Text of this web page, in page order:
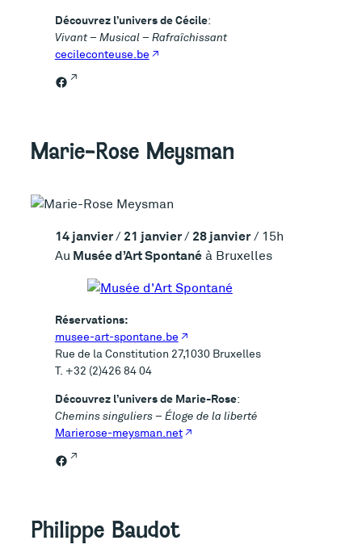
Découvrez l’univers de Cécile:
Vivant – Musical – Rafraîchissant
cecileconteuse.be
Facebook
Marie-Rose Meysman
14 janvier/ 21 janvier/ 28 janvier/ 15h
Au Musée d’Art Spontanéà Bruxelles
Réservations:
musee-art-spontane.be
Rue de la Constitution 27,1030 Bruxelles
T. +32 (2)426 84 04
Découvrez l’univers de Marie-Rose:
Chemins singuliers – Éloge de la liberté
Marierose-meysman.net
Facebook
Philippe Baudot